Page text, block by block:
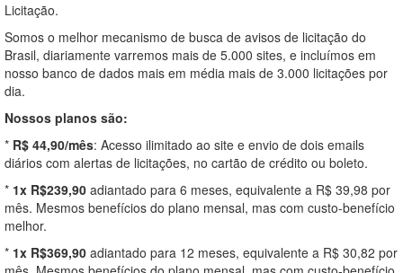
Licitação.
Somos o melhor mecanismo de busca de avisos de licitação do
Brasil, diariamente varremos mais de 5.000 sites, e incluímos em
nosso banco de dados mais em média mais de 3.000 licitações por
dia.
Nossos planos são:
* R$ 44,90/mês: Acesso ilimitado ao site e envio de dois emails
diários com alertas de licitações, no cartão de crédito ou boleto.
* 1x R$239,90 adiantado para 6 meses, equivalente a R$ 39,98 por
mês. Mesmos benefícios do plano mensal, mas com custo-benefício
melhor.
* 1x R$369,90 adiantado para 12 meses, equivalente a R$ 30,82 por